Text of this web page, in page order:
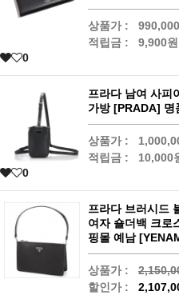
상품가 :
적립금 :
9,900원
0
프라다 남여 사피
가방 [PRADA] 명
상품가 :
적립금 :
10,000
0
프라다 브러시드
여자 숄더백 크로
핑몰 예남
상품가 :
할인가 :